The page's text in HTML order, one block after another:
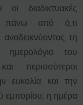
οι διαδικτυακές
πάνω από ό,τι
τη
του
περισσότεροι
ευκολία και την
εμπορίου, η ημέρα